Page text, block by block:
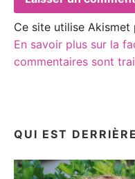
Ce site utilise Akismet
En savoir plus sur la
commentaires sont
QUI EST